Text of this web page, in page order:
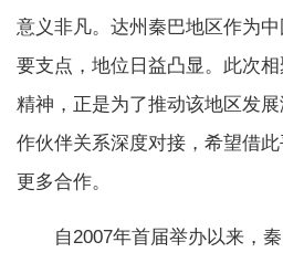
意义非凡。达州秦巴地区作为
要支点，地位日益凸显。此次
精神，正是为了推动该地区发
作伙伴关系深度对接，希望借
更多合作。
自2007年首届举办以来，秦